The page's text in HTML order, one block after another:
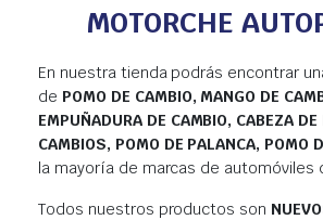
MOTORCHE
En nuestra tienda podrás encontrar
de POMO DE CAMBIO, MANGO DE
EMPUÑADURA DE CAMBIO, CABEZA DE
CAMBIOS, POMO DE PALANCA, POMO
la mayoría de marcas de automóviles
Todos nuestros productos son